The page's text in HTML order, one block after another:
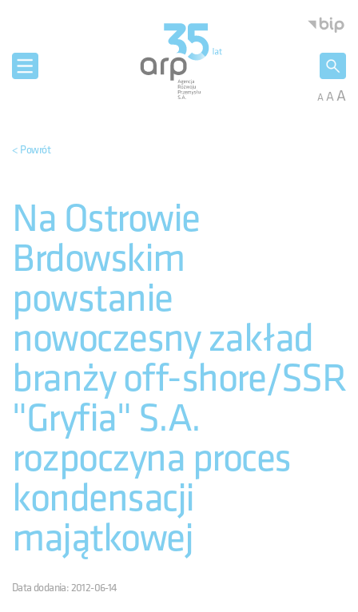
AAA
< Powrót
Na Ostrowie
Brdowskim
powstanie
nowoczesny zakład
branży off-shore/SSR
"Gryfia" S.A.
rozpoczyna proces
kondensacji
majątkowej
Data dodania: 2012-06-14